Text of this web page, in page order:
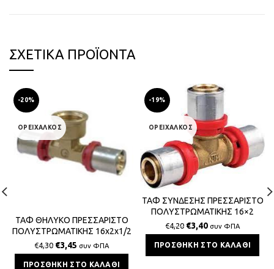
ΣΧΕΤΙΚΆ ΠΡΟΪΌΝΤΑ
-20%
ΟΡΕΙΧΑΛΚΟΣ
ΤΑΦ ΘΗΛΥΚΟ ΠΡΕΣΣΑΡΙΣΤΟ
ΠΟΛΥΣΤΡΩΜΑΤΙΚΗΣ 16x2x1/2
€4,30 €3,45 συν ΦΠΑ
ΠΡΟΣΘΉΚΗ ΣΤΟ ΚΑΛΆΘΙ
-19%
ΟΡΕΙΧΑΛΚΟΣ
ΤΑΦ ΣΥΝΔΕΣΗΣ ΠΡΕΣΣΑΡΙΣΤΟ
ΠΟΛΥΣΤΡΩΜΑΤΙΚΗΣ 16×2
€4,20 €3,40 συν ΦΠΑ
ΠΡΟΣΘΉΚΗ ΣΤΟ ΚΑΛΆΘΙ